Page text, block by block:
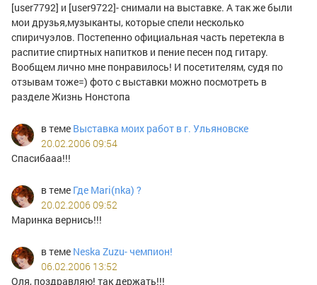
[user7792] и [user9722]- снимали на выставке. А так же были
мои друзья,музыканты, которые спели несколько
спиричуэлов. Постепенно официальная часть перетекла в
распитие спиртных напитков и пение песен под гитару.
Вообщем лично мне понравилось! И посетителям, судя по
отзывам тоже=) фото с выставки можно посмотреть в
разделе Жизнь Нонстопа
в теме Выставка моих работ в г. Ульяновске
20.02.2006 09:54
Спасибааа!!!
в теме Где Mari(nka) ?
20.02.2006 09:52
Маринка вернись!!!
в теме Neska Zuzu- чемпион!
06.02.2006 13:52
Оля, поздравляю! так держать!!!